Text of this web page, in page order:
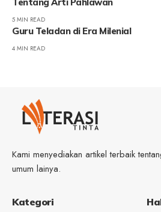
5 MIN READ
Guru Teladan di Era Milenial
4 MIN READ
Kami menyediakan artikel terbaik
umum lainya.
Kategori